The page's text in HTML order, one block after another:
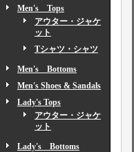
Men's Tops
アウター・ジャケ
ット
Tシャツ・シャツ
Men's Bottoms
Men's Shoes & Sandals
Lady's Tops
アウター・ジャケ
ット
Lady's Bottoms